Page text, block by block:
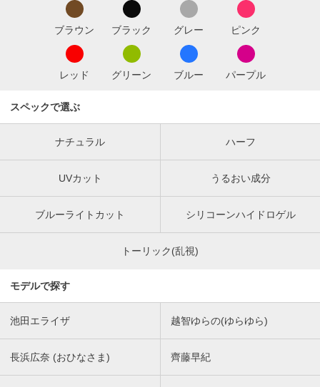
ブラウン ブラック グレー ピンク
レッド グリーン ブルー パープル
スペックで選ぶ
ナチュラル ハーフ
UVカット うるおい成分
ブルーライトカット シリコーンハイドロゲル
トーリック(乱視)
モデルで探す
池田エライザ 越智ゆらの(ゆらゆら)
長浜広奈 (おひなさま) 齊藤早紀